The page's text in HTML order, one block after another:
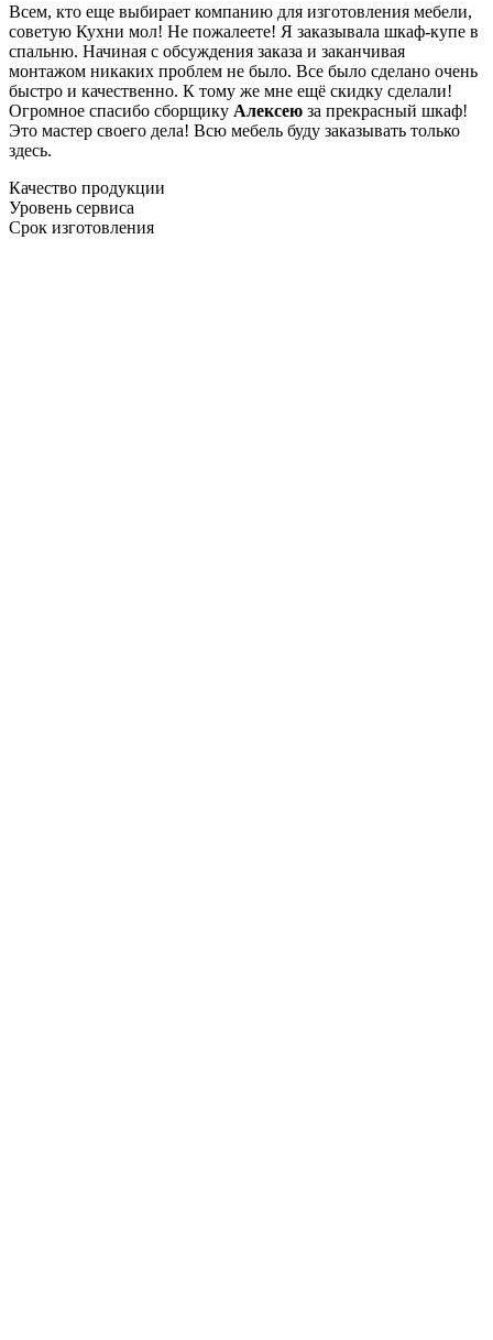
Всем, кто еще выбирает компанию для изготовления мебели,
советую Кухни мол! Не пожалеете! Я заказывала шкаф-купе в
спальню. Начиная с обсуждения заказа и заканчивая
монтажом никаких проблем не было. Все было сделано очень
быстро и качественно. К тому же мне ещё скидку сделали!
Огромное спасибо сборщику Алексею за прекрасный шкаф!
Это мастер своего дела! Всю мебель буду заказывать только
здесь.
Качество продукции
Уровень сервиса
Срок изготовления